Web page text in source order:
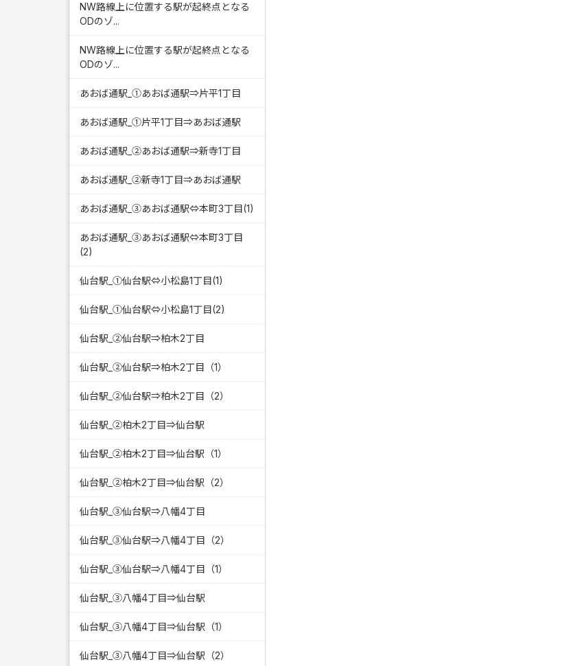
NW路線上に位置する駅が起終点となる
ODのゾ...
NW路線上に位置する駅が起終点となる
ODのゾ...
あおば通駅_①あおば通駅⇒片平1丁目
あおば通駅_①片平1丁目⇒あおば通駅
あおば通駅_②あおば通駅⇒新寺1丁目
あおば通駅_②新寺1丁目⇒あおば通駅
あおば通駅_③あおば通駅⇔本町3丁目(1)
あおば通駅_③あおば通駅⇔本町3丁目
(2)
仙台駅_①仙台駅⇔小松島1丁目(1)
仙台駅_①仙台駅⇔小松島1丁目(2)
仙台駅_②仙台駅⇒柏木2丁目
仙台駅_②仙台駅⇒柏木2丁目（1）
仙台駅_②仙台駅⇒柏木2丁目（2）
仙台駅_②柏木2丁目⇒仙台駅
仙台駅_②柏木2丁目⇒仙台駅（1）
仙台駅_②柏木2丁目⇒仙台駅（2）
仙台駅_③仙台駅⇒八幡4丁目
仙台駅_③仙台駅⇒八幡4丁目（2）
仙台駅_③仙台駅⇒八幡4丁目（1）
仙台駅_③八幡4丁目⇒仙台駅
仙台駅_③八幡4丁目⇒仙台駅（1）
仙台駅_③八幡4丁目⇒仙台駅（2）